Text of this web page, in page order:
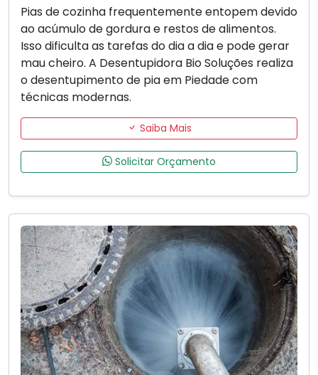
Pias de cozinha frequentemente entopem devido
ao acúmulo de gordura e restos de alimentos.
Isso dificulta as tarefas do dia a dia e pode gerar
mau cheiro. A Desentupidora Bio Soluções realiza
o desentupimento de pia em Piedade com
técnicas modernas.
Saiba Mais
Solicitar Orçamento